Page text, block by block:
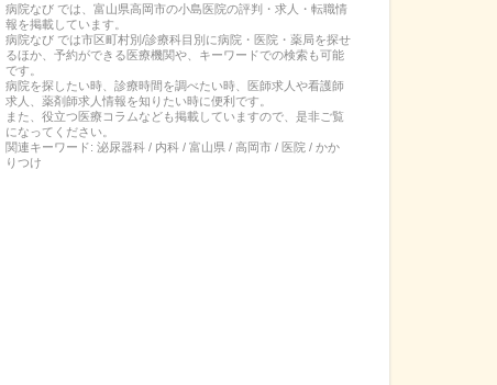
病院なび では、 富山県高岡市の小島医院の評判・求人・転職情
報を掲載しています。
病院なび では市区町村別/診療科目別に病院・医院・薬局を探せ
るほか、予約ができる医療機関や、キーワードでの検索も可能
です。
病院を探したい時、診療時間を調べたい時、医師求人や看護師
求人、薬剤師求人情報を知りたい時に便利です。
また、役立つ医療コラムなども掲載していますので、是非ご覧
になってください。
関連キーワード: 泌尿器科 / 内科 / 富山県 / 高岡市 / 医院 / かか
りつけ